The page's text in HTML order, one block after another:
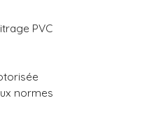
PVC
normes